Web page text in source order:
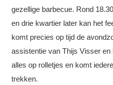
gezellige barbecue. Rond
en drie kwartier later kan het
komt precies op tijd de
assistentie van Thijs Visser
alles op rolletjes en komt
trekken.